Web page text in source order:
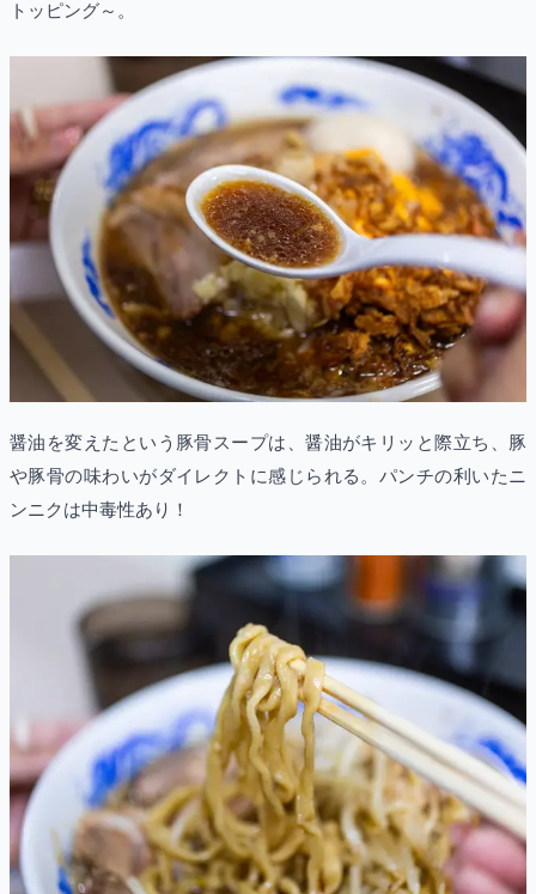
トッピング～。
醤油を変えたという豚骨スープは、醤油がキリッと際立ち、豚
や豚骨の味わいがダイレクトに感じられる。パンチの利いたニ
ンニクは中毒性あり！